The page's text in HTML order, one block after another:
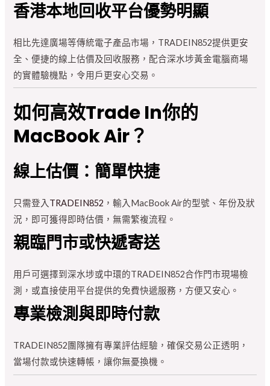
香港本地回收平台優勢明顯
相比先達廣場等傳統電子產品市場，TRADEIN852提供更安
全、便捷的線上估價及回收服務，配合深水埗黃金電腦商場
的實體驗機點，令用戶更安心交易。
如何高效Trade In你的
MacBook Air？
線上估價：簡單快捷
只需登入 TRADEIN852 ，輸入MacBook Air的型號、年份及狀
況，即可獲得即時估價，無需繁複流程。
親臨門市或快遞寄送
用戶可選擇到深水埗或中環的TRADEIN852合作門市現場檢
測，或直接使用平台提供的免費快遞服務，方便又安心。
專業檢測與即時付款
TRADEIN852團隊擁有專業評估經驗，確保交易公正透明，
當場付款或快速轉帳，讓你無憂換機。